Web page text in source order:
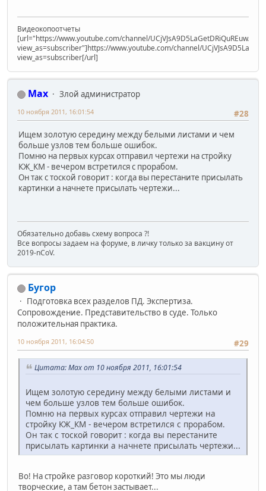
Видеокопоотчеты
[url="https://www.youtube.com/channel/UCjVJsA9D5LaGetDRiQuREuw/
view_as=subscriber"]https://www.youtube.com/channel/
view_as=subscriber[/url]
Max
Злой администратор
#28
10 ноября 2011, 16:01:54
Ищем золотую середину между белыми листами и чем
больше узлов тем больше ошибок.
Помню на первых курсах отправил чертежи на стройку
КЖ_КМ - вечером встретился с прорабом.
Он так с тоской говорит : когда вы перестаните присылать
картинки а начнете присылать чертежи...
Обязательно добавь схему вопроса ?!
Все вопросы задаем на форуме, в личку только за вакцину от
2019-nCoV.
Бугор
Подготовка всех разделов ПД. Экспертиза.
Сопровождение. Представительство в суде. Только
положительная практика.
#29
10 ноября 2011, 16:04:50
Цитата: Max от 10 ноября 2011, 16:01:54
Ищем золотую середину между белыми листами и
чем больше узлов тем больше ошибок.
Помню на первых курсах отправил чертежи на
стройку КЖ_КМ - вечером встретился с прорабом.
Он так с тоской говорит : когда вы перестаните
присылать картинки а начнете присылать чертежи...
Во! На стройке разговор короткий! Это мы люди
творческие, а там бетон застывает...